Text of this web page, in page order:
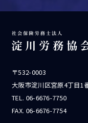
〒532-0003
大阪市淀川区宮原4丁目1
TEL. 06-6676-7750
FAX. 06-6676-7754